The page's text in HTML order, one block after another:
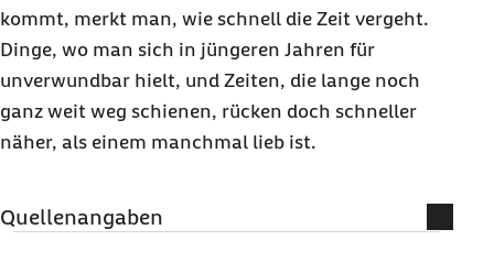
kommt, merkt man, wie schnell die Zeit vergeht.
Dinge, wo man sich in jüngeren Jahren für
unverwundbar hielt, und Zeiten, die lange noch
ganz weit weg schienen, rücken doch schneller
näher, als einem manchmal lieb ist.
Quellenangaben